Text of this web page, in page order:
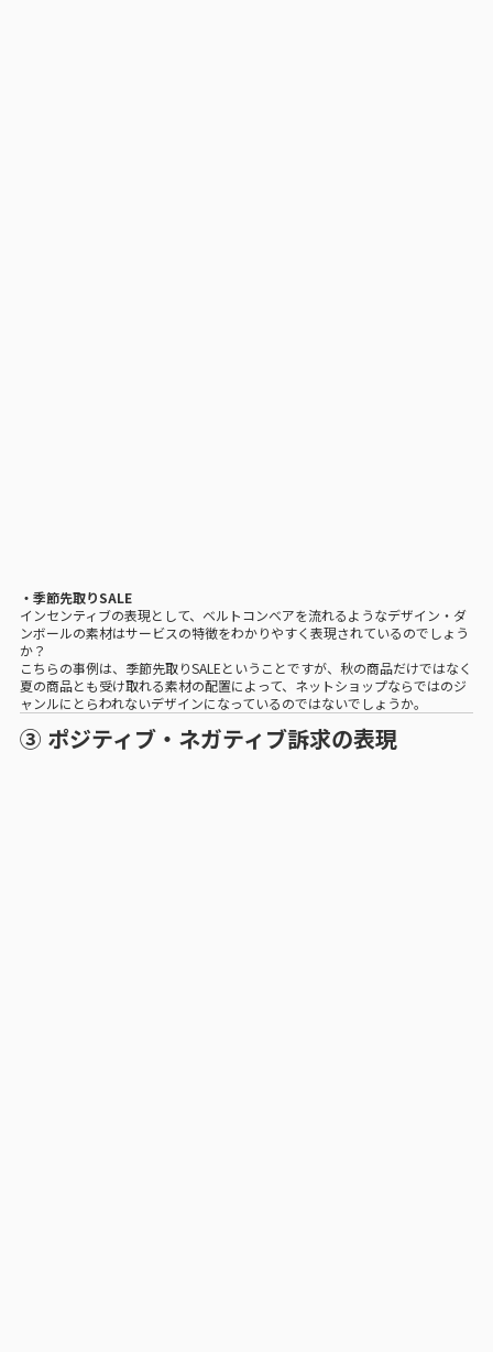
・季節先取りSALE
インセンティブの表現として、ベルトコンベアを流れるようなデザイン・ダ
ンボールの素材はサービスの特徴をわかりやすく表現されているのでしょう
か？
こちらの事例は、季節先取りSALEということですが、秋の商品だけではなく
夏の商品とも受け取れる素材の配置によって、ネットショップならではのジ
ャンルにとらわれないデザインになっているのではないでしょうか。
③ ポジティブ・ネガティブ訴求の表現